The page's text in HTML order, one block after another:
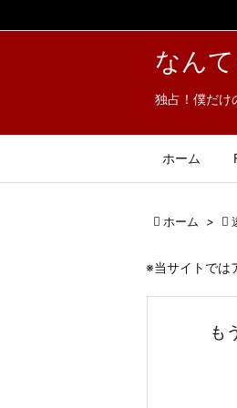
なん
独占！僕だけ
ホーム
 ホーム > 
※当サイトでは
も